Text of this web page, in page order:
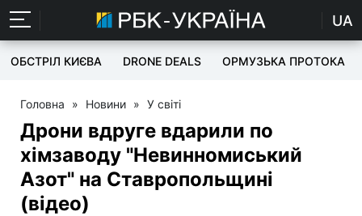
UA
ОБСТРІЛ КИЄВА DRONE DEALS ОРМУЗЬКА ПРОТОКА
Головна » Новини » У світі
Дрони вдруге вдарили по
хімзаводу "Невинномиський
Азот" на Ставропольщині
(відео)